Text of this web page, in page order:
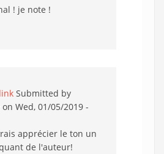
! je note !
Submitted by
on Wed, 01/05/2019 -
apprécier le ton un
de l'auteur!